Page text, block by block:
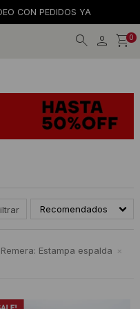
CON PEDIDOS YA
0
Recomendados
Estampa espalda